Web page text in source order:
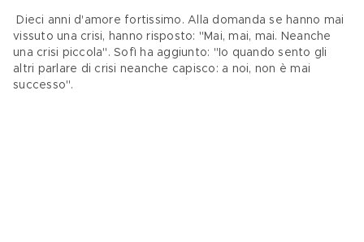
vissuto una crisi, hanno risposto: "Mai, mai, mai. Neanche
una crisi piccola". Sofì ha aggiunto: "Io quando sento gli
altri parlare di crisi neanche capisco: a noi, non è mai
successo".